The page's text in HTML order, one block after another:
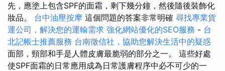
先，應塗上包含SPF的面霜，剩下幾分鐘，然後隨後裝飾化
妝品。 台中油壓按摩 這個問題的答案非常明確 尋找專業貨
運公司，解決您的運輸需求 強化網站優化的SEO服務 - 台
北記帳士推薦服務 台南徵信社，協助您解決生活中的疑惑
面部，頸部和手是人體皮膚最脆弱的部分之一。 這些好處
使SPF面霜的日常應用成為日常護膚程序中必不可少的一